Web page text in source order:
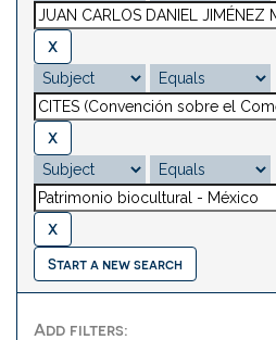
Start a new search
Add filters: